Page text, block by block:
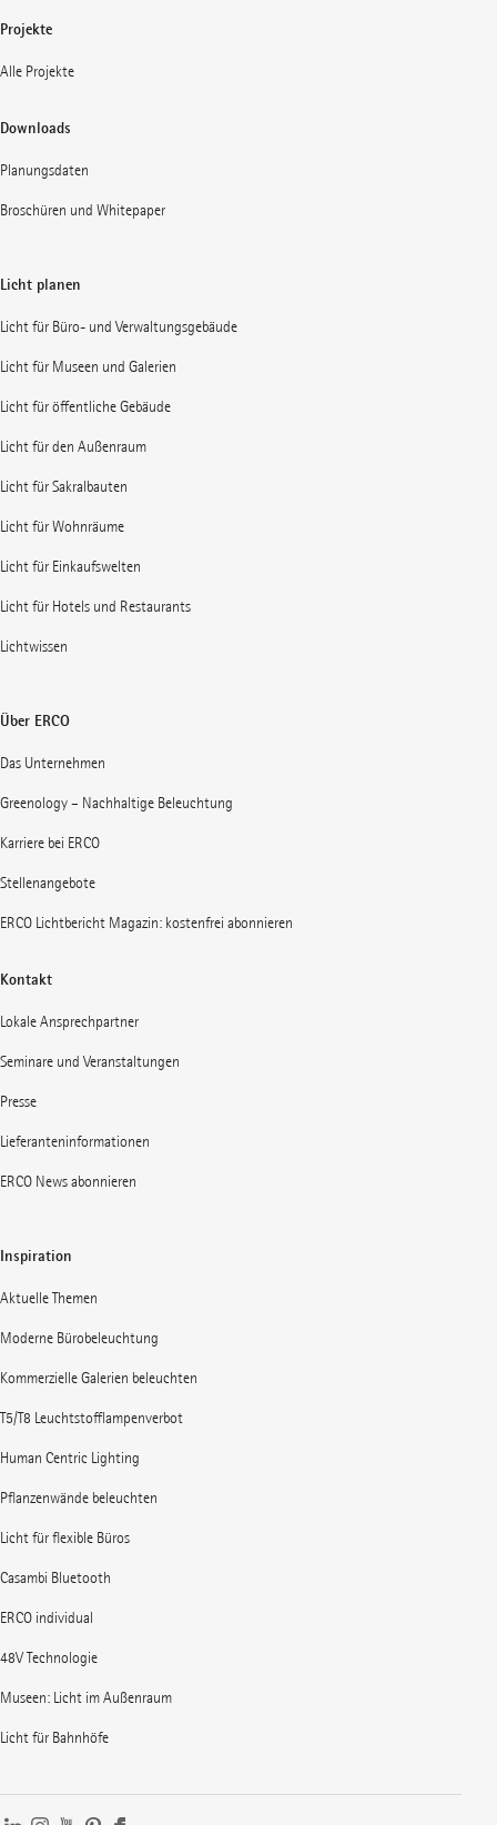
Projekte
Alle Projekte
Downloads
Planungsdaten
Broschüren und Whitepaper
Licht planen
Licht für Büro- und Verwaltungsgebäude
Licht für Museen und Galerien
Licht für öffentliche Gebäude
Licht für den Außenraum
Licht für Sakralbauten
Licht für Wohnräume
Licht für Einkaufswelten
Licht für Hotels und Restaurants
Lichtwissen
Über ERCO
Das Unternehmen
Greenology – Nachhaltige Beleuchtung
Karriere bei ERCO
Stellenangebote
ERCO Lichtbericht Magazin: kostenfrei abonnieren
Kontakt
Lokale Ansprechpartner
Seminare und Veranstaltungen
Presse
Lieferanteninformationen
ERCO News abonnieren
Inspiration
Aktuelle Themen
Moderne Bürobeleuchtung
Kommerzielle Galerien beleuchten
T5/T8 Leuchtstofflampenverbot
Human Centric Lighting
Pflanzenwände beleuchten
Licht für flexible Büros
Casambi Bluetooth
ERCO individual
48V Technologie
Museen: Licht im Außenraum
Licht für Bahnhöfe